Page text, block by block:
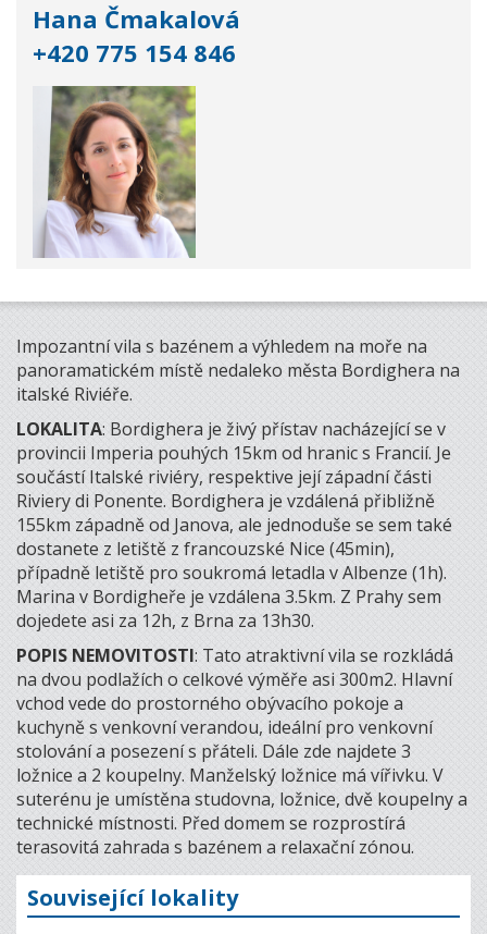
Hana Čmakalová
+420 775 154 846
Impozantní vila s bazénem a výhledem na moře na
panoramatickém místě nedaleko města Bordighera na
italské Riviéře.
LOKALITA: Bordighera je živý přístav nacházející se v
provincii Imperia pouhých 15km od hranic s Francií. Je
součástí Italské riviéry, respektive její západní části
Riviery di Ponente. Bordighera je vzdálená přibližně
155km západně od Janova, ale jednoduše se sem také
dostanete z letiště z francouzské Nice (45min),
případně letiště pro soukromá letadla v Albenze (1h).
Marina v Bordigheře je vzdálena 3.5km. Z Prahy sem
dojedete asi za 12h, z Brna za 13h30.
POPIS NEMOVITOSTI: Tato atraktivní vila se rozkládá
na dvou podlažích o celkové výměře asi 300m2. Hlavní
vchod vede do prostorného obývacího pokoje a
kuchyně s venkovní verandou, ideální pro venkovní
stolování a posezení s přáteli. Dále zde najdete 3
ložnice a 2 koupelny. Manželský ložnice má vířivku. V
suterénu je umístěna studovna, ložnice, dvě koupelny a
technické místnosti. Před domem se rozprostírá
terasovitá zahrada s bazénem a relaxační zónou.
Související lokality